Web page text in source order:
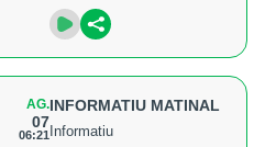
AG.
07
06:21
INFORMATIU MATINAL
Informatiu